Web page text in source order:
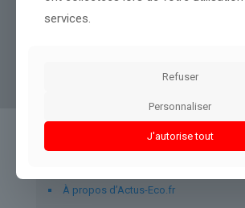
boursières, décryptées
Liens utiles
À propos d’Actus-Eco.fr
services.
Refuser
Personnaliser
J'autorise tout